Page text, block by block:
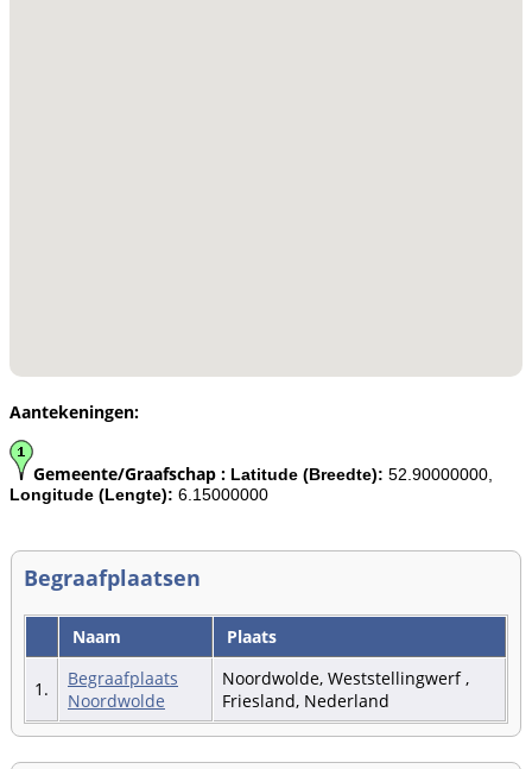
Aantekeningen:
Gemeente/Graafschap : Latitude (Breedte): 52.90000000,
Longitude (Lengte): 6.15000000
Begraafplaatsen
Naam Plaats
1.
Begraafplaats
Noordwolde
Noordwolde, Weststellingwerf ,
Friesland, Nederland